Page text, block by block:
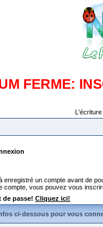
FERME:
enregistré un compte avant de
compte, vous pouvez vous
de passe! Cliquez ici!
ci-dessous pour vous